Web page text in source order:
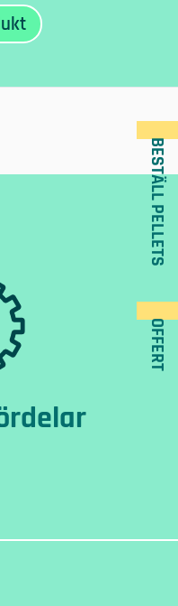
BESTÄLL PELLETS
OFFERT